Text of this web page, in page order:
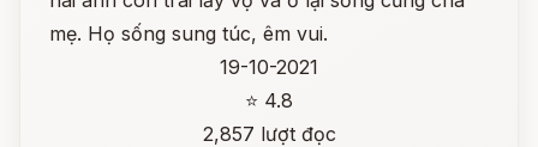
mẹ. Họ sống sung túc, êm vui.
19-10-2021
⭐ 4.8
2,857 lượt đọc